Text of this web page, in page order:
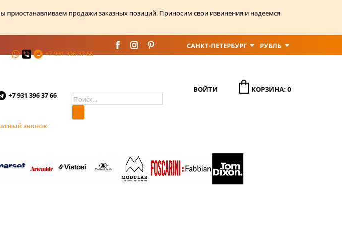
приостанавливаем продажи заказных позиций. Приносим свои извинения и надеемся
+7 931 396 37 66
САНКТ-ПЕТЕРБУРГ РУБЛЬ
+7 931 396 37 66
звонок
ВОЙТИ КОРЗИНА: 0